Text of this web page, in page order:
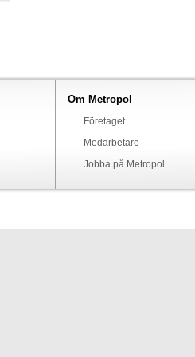
Om Metropol
Företaget
Medarbetare
Jobba på Metropol